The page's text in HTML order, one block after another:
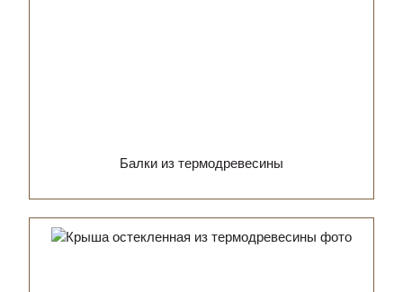
Балки из термодревесины